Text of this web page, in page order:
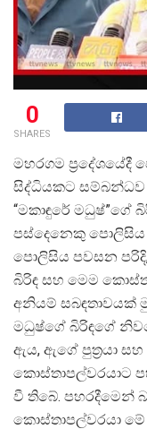
0
SHARES
මහරගම ප්
සිද්ධියකට සම්බන්ධව
“මකාඳුරේ මධුෂ්”ගේ
පස්දෙනෙකු පොලිසිය
පොලිසිය පවසන
බිරිඳ සහ මෙම
අනියම් සබඳතාවයක්
මධුෂ්ගේ බිරිඳගේ
ඇය, ඇගේ පුත්රයා
කොස්තාපල්වරයාට
වී තිබේ. පහරදීමෙන්
කොස්තාපල්වරයා